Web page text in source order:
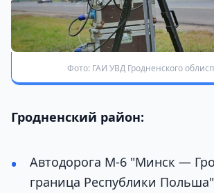
Фото: ГАИ УВД Гродненского
Гродненский район:
Автодорога М-6 "Минск —
граница Республики